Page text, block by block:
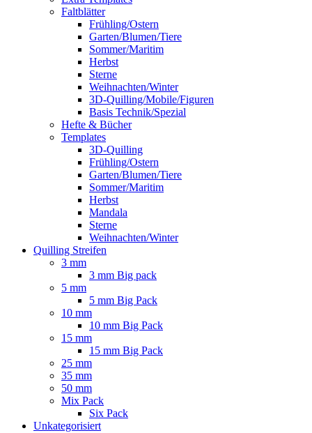
Faltblätter
Frühling/Ostern
Garten/Blumen/Tiere
Sommer/Maritim
Herbst
Sterne
Weihnachten/Winter
3D-Quilling/Mobile/Figuren
Basis Technik/Spezial
Hefte & Bücher
Templates
3D-Quilling
Frühling/Ostern
Garten/Blumen/Tiere
Sommer/Maritim
Herbst
Mandala
Sterne
Weihnachten/Winter
Quilling Streifen
3 mm
3 mm Big pack
5 mm
5 mm Big Pack
10 mm
10 mm Big Pack
15 mm
15 mm Big Pack
25 mm
35 mm
50 mm
Mix Pack
Six Pack
Unkategorisiert